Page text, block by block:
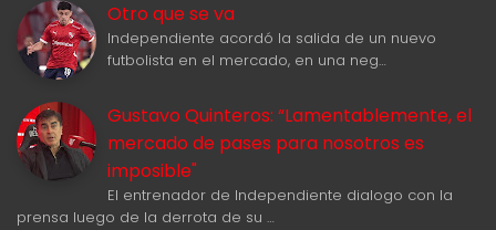
Otro que se va
Independiente acordó la salida de un nuevo
futbolista en el mercado, en una neg…
Gustavo Quinteros: “Lamentablemente, el
mercado de pases para nosotros es
imposible"
El entrenador de Independiente dialogo con la
prensa luego de la derrota de su …